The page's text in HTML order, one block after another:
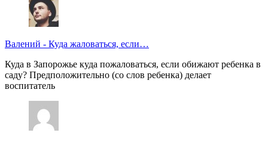
Валений - Куда жаловаться, если…
Куда в Запорожье куда пожаловаться, если обижают ребенка в
саду? Предположительно (со слов ребенка) делает
воспитатель